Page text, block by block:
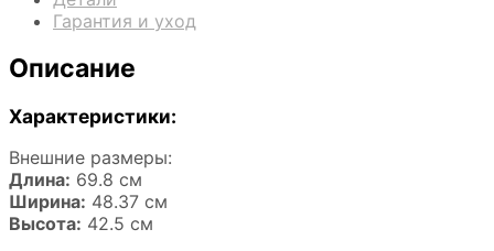
Гарантия и уход
Описание
Характеристики:
Внешние размеры:
Длина: 69.8 см
Ширина: 48.37 см
Высота: 42.5 см